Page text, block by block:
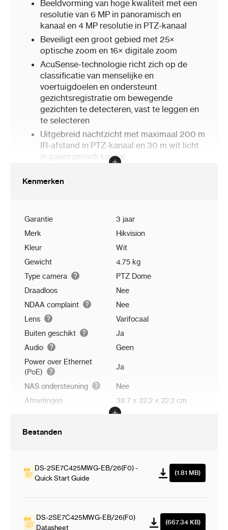
Beeldvorming van hoge kwaliteit met een
resolutie van 6 MP in panoramisch en
kanaal en 4 MP resolutie in PTZ-kanaal
Beveiligt een groot gebied met 25×
optische zoom en 16× digitale zoom
AcuSense-technologie richt zich op de
classificatie van menselijke en
voertuigdoelen en ondersteunt
gezichtsregistratie om bewegende
gezichten te detecteren, vast te leggen en
te selecteren
Uitgebreid nachtzicht met maximaal 200 m
IR-afstand in PTZ-kanaal en 30 m wit licht
in panoramisch kanaal
om indringers te waarschuwen
Kenmerken
Garantie
3 jaar
Merk
Hikvision
Kleur
Wit
Gewicht
4.75 kg
Type camera
PTZ Dome
Draadloos
Nee
NDAA complaint
Nee
Lens
Varifocaal
Buiten geschikt
Ja
Audio
Geen
Power over Ethernet
(PoE)
Ja
NAS ondersteuning
Nee
Afmetingen
38.7 x 22.2 x 22.2 cm
Bestanden
DS-2SE7C425MWG-EB/26(F0) -
Quick Start Guide
(1.81 MB)
DS-2SE7C425MWG-EB/26(F0)
Datasheet
(667.34 KB)